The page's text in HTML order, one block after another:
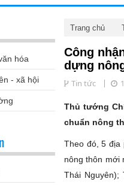
Trang chủ
Công
dựng
Tin tức
Thủ tướng
chuẩn nông
Theo đó, 5 địa
nông thôn mới
Thái Nguyên);
hóa
- xã hội